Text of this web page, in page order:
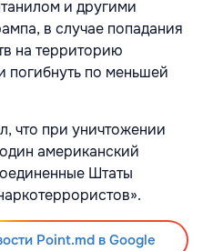
и другими
в случае попадания
на территорию
погибнуть по меньшей
что при уничтожении
американский
Штаты
Point.md в Google